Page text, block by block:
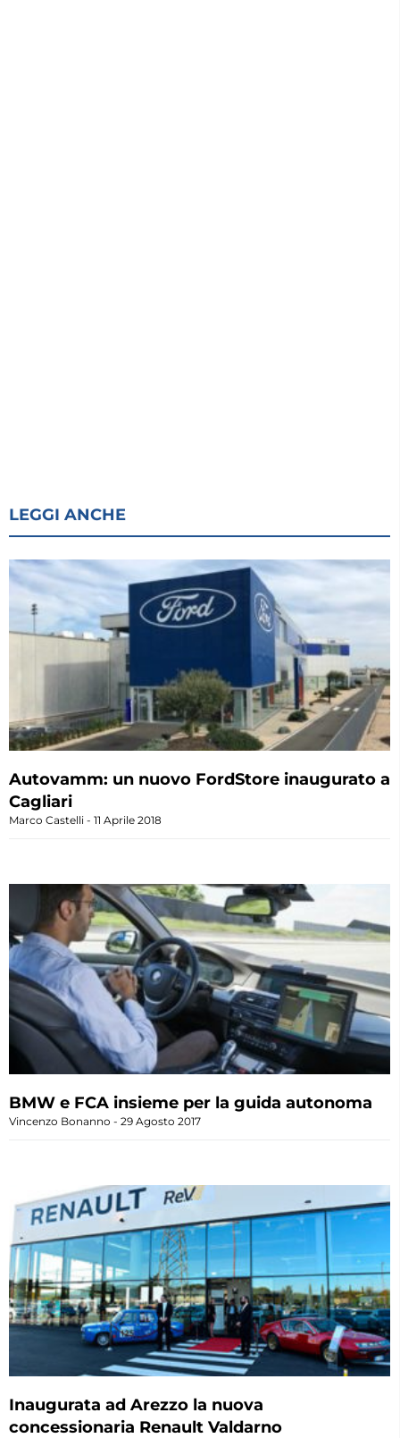
LEGGI ANCHE
Autovamm: un nuovo FordStore inaugurato a
Cagliari
Marco Castelli 11 Aprile 2018
BMW e FCA insieme per la guida autonoma
Vincenzo Bonanno 29 Agosto 2017
Inaugurata ad Arezzo la nuova
concessionaria Renault Valdarno